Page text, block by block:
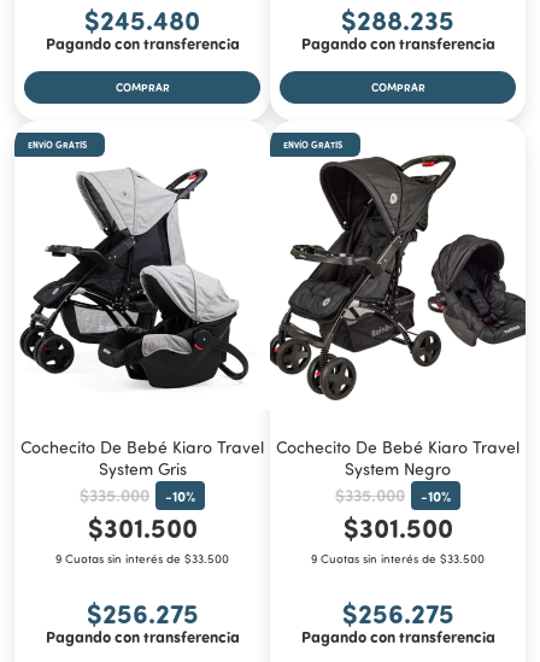
$245.480
Pagando con transferencia
$288.235
Pagando con transferencia
ENVÍO GRATIS
Cochecito De Bebé Kiaro Travel
System Gris
$335.000 -10%
$301.500
9 Cuotas sin interés de $33.500
$256.275
Pagando con transferencia
ENVÍO GRATIS
Cochecito De Bebé Kiaro Travel
System Negro
$335.000 -10%
$301.500
9 Cuotas sin interés de $33.500
$256.275
Pagando con transferencia